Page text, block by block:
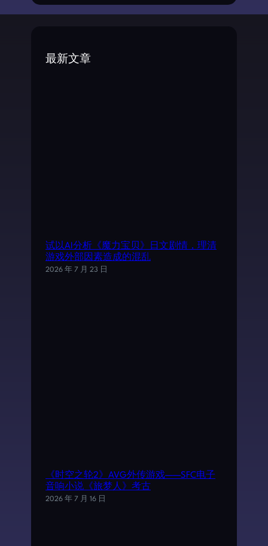
a
最新文章
试以AI分析《魔力宝贝》日文剧情，理清
游戏外部因素造成的混乱
2026 年 7 月 23 日
《时空之轮2》AVG外传游戏——SFC电子
音响小说《旅梦人》考古
2026 年 7 月 16 日